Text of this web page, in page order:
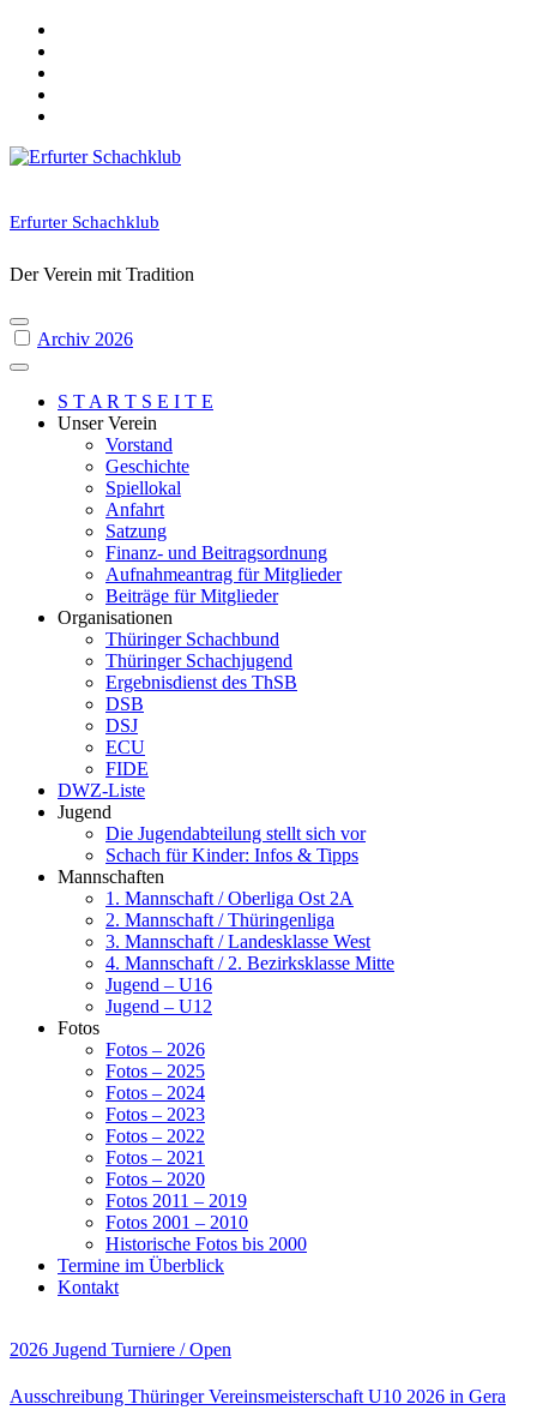
Skip
content
Erfurter Schachklub
Der Verein mit Tradition
Archiv 2026
S T A R T S E I T E
Unser Verein
Vorstand
Geschichte
Spiellokal
Anfahrt
Satzung
Finanz- und Beitragsordnung
Aufnahmeantrag für Mitglieder
Beiträge für Mitglieder
Organisationen
Thüringer Schachbund
Thüringer Schachjugend
Ergebnisdienst des ThSB
DSB
DSJ
ECU
FIDE
DWZ-Liste
Jugend
Die Jugendabteilung stellt sich vor
Schach für Kinder: Infos & Tipps
Mannschaften
1. Mannschaft / Oberliga Ost 2A
2. Mannschaft / Thüringenliga
3. Mannschaft / Landesklasse West
4. Mannschaft / 2. Bezirksklasse Mitte
Jugend – U16
Jugend – U12
Fotos
Fotos – 2026
Fotos – 2025
Fotos – 2024
Fotos – 2023
Fotos – 2022
Fotos – 2021
Fotos – 2020
Fotos 2011 – 2019
Fotos 2001 – 2010
Historische Fotos bis 2000
Termine im Überblick
Kontakt
2026 Jugend Turniere / Open
Ausschreibung Thüringer Vereinsmeisterschaft U10 2026 in Gera